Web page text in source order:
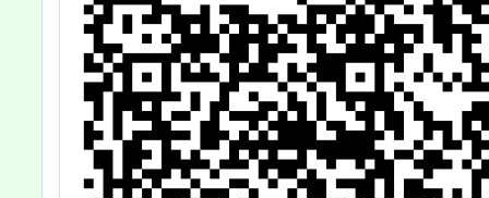
躍報